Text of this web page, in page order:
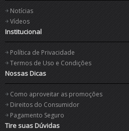
Notícias
Vídeos
Institucional
Política de Privacidade
Termos de Uso e Condições
Nossas Dicas
Como aproveitar as promoções
Direitos do Consumidor
Pagamento Seguro
Tire suas Dúvidas